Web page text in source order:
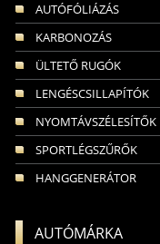
AUTÓFÓLIÁZÁS
KARBONOZÁS
ÜLTETŐ RUGÓK
LENGÉSCSILLAPÍTÓK
NYOMTÁVSZÉLESÍTŐK
SPORTLÉGSZŰRŐK
HANGGENERÁTOR
AUTÓMÁRKA